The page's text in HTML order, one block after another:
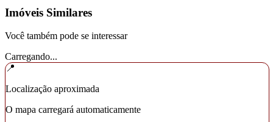
Imóveis Similares
Você também pode se interessar
Carregando...
📍
Localização aproximada
O mapa carregará automaticamente